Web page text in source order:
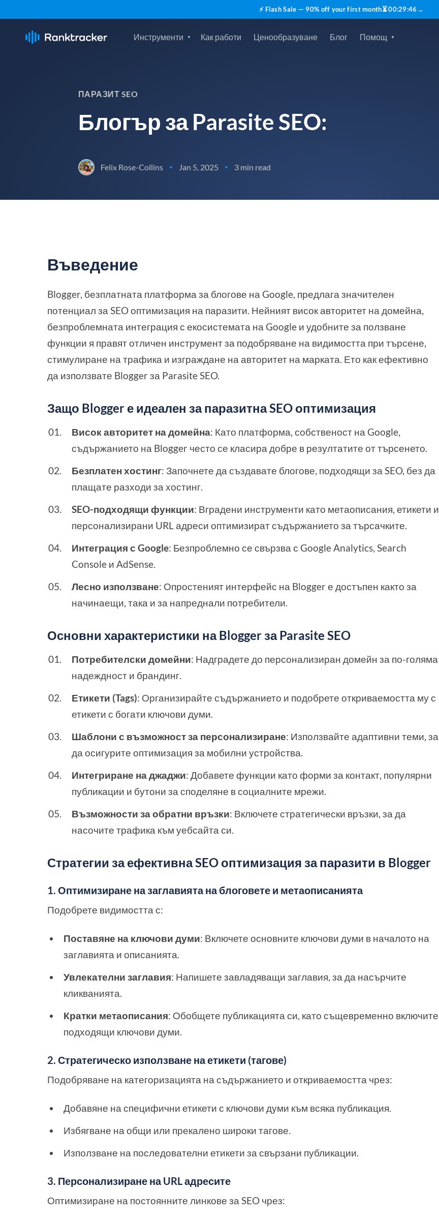
⚡ Flash Sale — 90% off your first month⏳00:29:45 →
Инструменти Как работи Ценообразуване Блог Помощ
ПАРАЗИТ SEO
Блогър за Parasite SEO:
Felix Rose-Collins • Jan 5, 2025 • 3 min read
Въведение
Blogger, безплатната платформа за блогове на Google, предлага значителен
потенциал за SEO оптимизация на паразити. Нейният висок авторитет на домейна,
безпроблемната интеграция с екосистемата на Google и удобните за ползване
функции я правят отличен инструмент за подобряване на видимостта при търсене,
стимулиране на трафика и изграждане на авторитет на марката. Ето как ефективно
да използвате Blogger за Parasite SEO.
Защо Blogger е идеален за паразитна SEO оптимизация
Висок авторитет на домейна: Като платформа, собственост на Google,
съдържанието на Blogger често се класира добре в резултатите от търсенето.
Безплатен хостинг: Започнете да създавате блогове, подходящи за SEO, без да
плащате разходи за хостинг.
SEO-подходящи функции: Вградени инструменти като метаописания, етикети и
персонализирани URL адреси оптимизират съдържанието за търсачките.
Интеграция с Google: Безпроблемно се свързва с Google Analytics, Search
Console и AdSense.
Лесно използване: Опростеният интерфейс на Blogger е достъпен както за
начинаещи, така и за напреднали потребители.
Основни характеристики на Blogger за Parasite SEO
Потребителски домейни: Надградете до персонализиран домейн за по-голяма
надеждност и брандинг.
Етикети (Tags): Организирайте съдържанието и подобрете откриваемостта му с
етикети с богати ключови думи.
Шаблони с възможност за персонализиране: Използвайте адаптивни теми, за
да осигурите оптимизация за мобилни устройства.
Интегриране на джаджи: Добавете функции като форми за контакт, популярни
публикации и бутони за споделяне в социалните мрежи.
Възможности за обратни връзки: Включете стратегически връзки, за да
насочите трафика към уебсайта си.
Стратегии за ефективна SEO оптимизация за паразити в Blogger
1. Оптимизиране на заглавията на блоговете и метаописанията
Подобрете видимостта с:
Поставяне на ключови думи: Включете основните ключови думи в началото на
заглавията и описанията.
Увлекателни заглавия: Напишете завладяващи заглавия, за да насърчите
кликванията.
Кратки метаописания: Обобщете публикацията си, като същевременно включите
подходящи ключови думи.
2. Стратегическо използване на етикети (тагове)
Подобряване на категоризацията на съдържанието и откриваемостта чрез:
Добавяне на специфични етикети с ключови думи към всяка публикация.
Избягване на общи или прекалено широки тагове.
Използване на последователни етикети за свързани публикации.
3. Персонализиране на URL адресите
Оптимизиране на постоянните линкове за SEO чрез: